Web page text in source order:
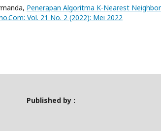
Penerapan Algoritma K-Nearest Neighbor
Vol. 21 No. 2 (2022): Mei 2022
Published by :